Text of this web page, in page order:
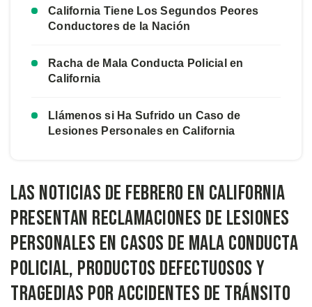
California Tiene Los Segundos Peores
Conductores de la Nación
Racha de Mala Conducta Policial en
California
Llámenos si Ha Sufrido un Caso de
Lesiones Personales en California
Las Noticias de Febrero en California
Presentan Reclamaciones de Lesiones
Personales en Casos de Mala Conducta
Policial, Productos Defectuosos Y
Tragedias Por Accidentes de Tránsito